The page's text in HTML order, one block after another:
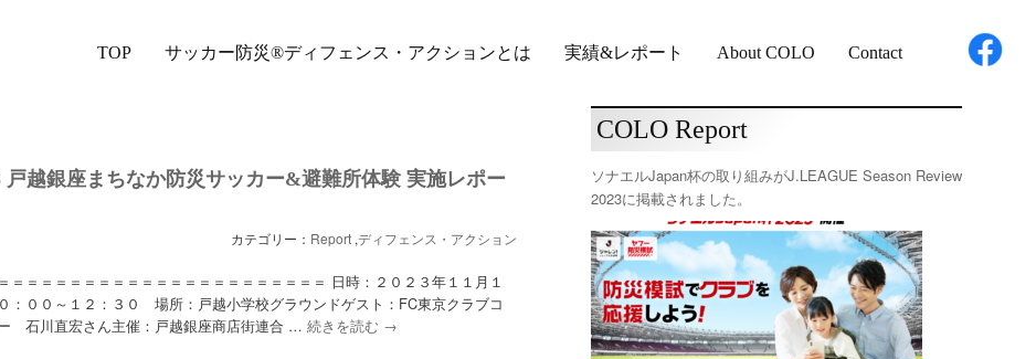
menu
Skip
primary
Skip
secondary
TOP サッカー防災®︎ディフェンス・アクションとは 実績&レポート About COLO Contact
戸越銀座まちなか防災サッカー&避難所体験 実施レポー
カテゴリー： Report,ディフェンス・アクション
＝＝＝＝＝＝＝＝＝＝＝＝＝＝＝＝＝＝＝＝＝＝ 日時：２０２３年１１月１
：００～１２：３０ 場所：戸越小学校グラウンドゲスト：FC東京クラブコ
石川直宏さん主催：戸越銀座商店街連合 …続きを読む →
COLO Report
ソナエルJapan杯の取り組みがJ.LEAGUE Season Review
2023に掲載されました。